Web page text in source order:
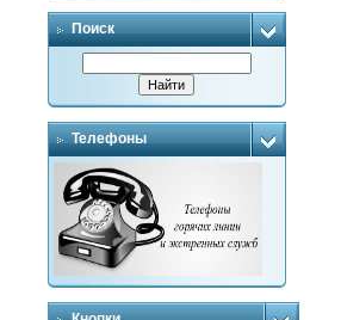
Поиск
Телефоны